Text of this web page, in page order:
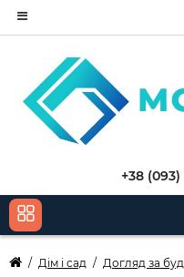
+38
Дім і сад Догляд за